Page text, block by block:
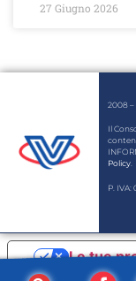
27 Giugno 2026
2008 –
Il
Policy.
P. IVA:
Le tue